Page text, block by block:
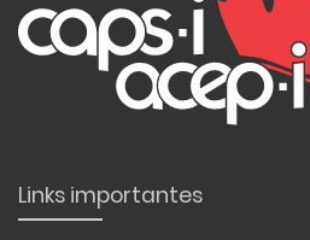
Links importantes